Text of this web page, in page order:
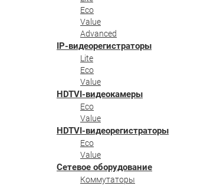
Eco
Value
Advanced
IP-видеорегистраторы
Lite
Eco
Value
HDTVI-видеокамеры
Eco
Value
HDTVI-видеорегистраторы
Eco
Value
Сетевое оборудование
Коммутаторы